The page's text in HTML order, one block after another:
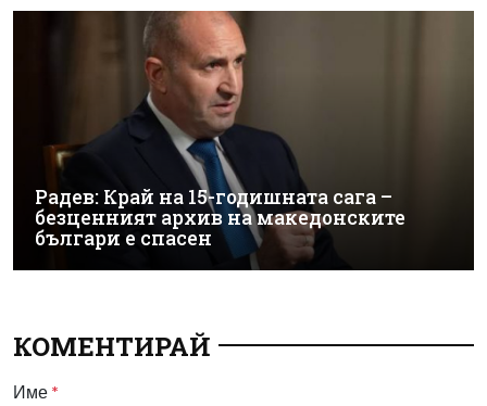
Радев: Край на 15-годишната сага –
безценният архив на македонските
българи е спасен
КОМЕНТИРАЙ
Име *